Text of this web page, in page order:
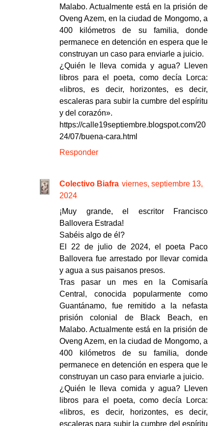
Malabo. Actualmente está en la prisión de
Oveng Azem, en la ciudad de Mongomo, a
400 kilómetros de su familia, donde
permanece en detención en espera que le
construyan un caso para enviarle a juicio.
¿Quién le lleva comida y agua? Lleven
libros para el poeta, como decía Lorca:
«libros, es decir, horizontes, es decir,
escaleras para subir la cumbre del espíritu
y del corazón».
https://calle19septiembre.blogspot.com/20
24/07/buena-cara.html
Responder
Colectivo Biafra viernes, septiembre 13,
2024
¡Muy grande, el escritor Francisco
Ballovera Estrada!
Sabéis algo de él?
El 22 de julio de 2024, el poeta Paco
Ballovera fue arrestado por llevar comida
y agua a sus paisanos presos.
Tras pasar un mes en la Comisaría
Central, conocida popularmente como
Guantánamo, fue remitido a la nefasta
prisión colonial de Black Beach, en
Malabo. Actualmente está en la prisión de
Oveng Azem, en la ciudad de Mongomo, a
400 kilómetros de su familia, donde
permanece en detención en espera que le
construyan un caso para enviarle a juicio.
¿Quién le lleva comida y agua? Lleven
libros para el poeta, como decía Lorca:
«libros, es decir, horizontes, es decir,
escaleras para subir la cumbre del espíritu